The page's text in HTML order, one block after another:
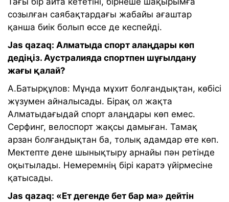
созылған саябақтардағы жабайы ағаштар
қанша биік болып өссе де кеспейді.
Jas qazaq: Алматыда спорт алаңдары көп
дедіңіз. Аустралияда спортпен шұғылдану
жағы қалай?
А.Батырқұлов: Мұнда мұхит болғандықтан, көбісі
жүзумен айналысады. Бірақ ол жақта
Алматыдағыдай спорт алаңдары көп емес.
Серфинг, велоспорт жақсы дамыған. Тамақ
арзан болғандықтан ба, толық адамдар өте көп.
Мектепте дене шынықтыру арнайы пән ретінде
оқытылады. Немеремнің бірі каратэ үйірмесіне
қатысады.
Jas qazaq: «Ет дегенде бет бар ма» дейтін